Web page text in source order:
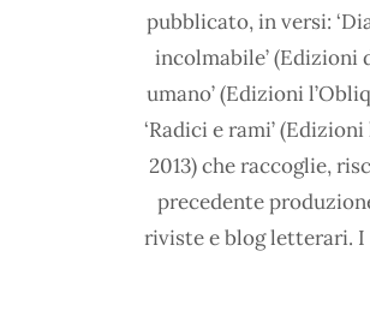
pubblicato, in versi:
incolmabile’ (Edizioni
umano’ (Edizioni
‘Radici e rami’
2013) che raccoglie,
precedente
riviste e blog letterari.